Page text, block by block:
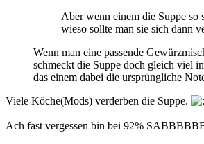
Aber wenn einem die Suppe so
wieso sollte man sie sich dann
Wenn man eine passende
schmeckt die Suppe doch gleich viel
das einem dabei die ursprüngliche
Viele Köche(Mods) verderben die Suppe.
Ach fast vergessen bin bei 92%